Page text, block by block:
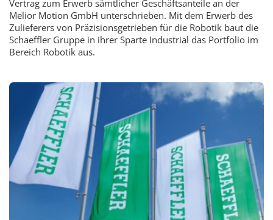
Vertrag zum Erwerb sämtlicher Geschäftsanteile an der
Melior Motion GmbH unterschrieben. Mit dem Erwerb des
Zulieferers von Präzisionsgetrieben für die Robotik baut die
Schaeffler Gruppe in ihrer Sparte Industrial das Portfolio im
Bereich Robotik aus.